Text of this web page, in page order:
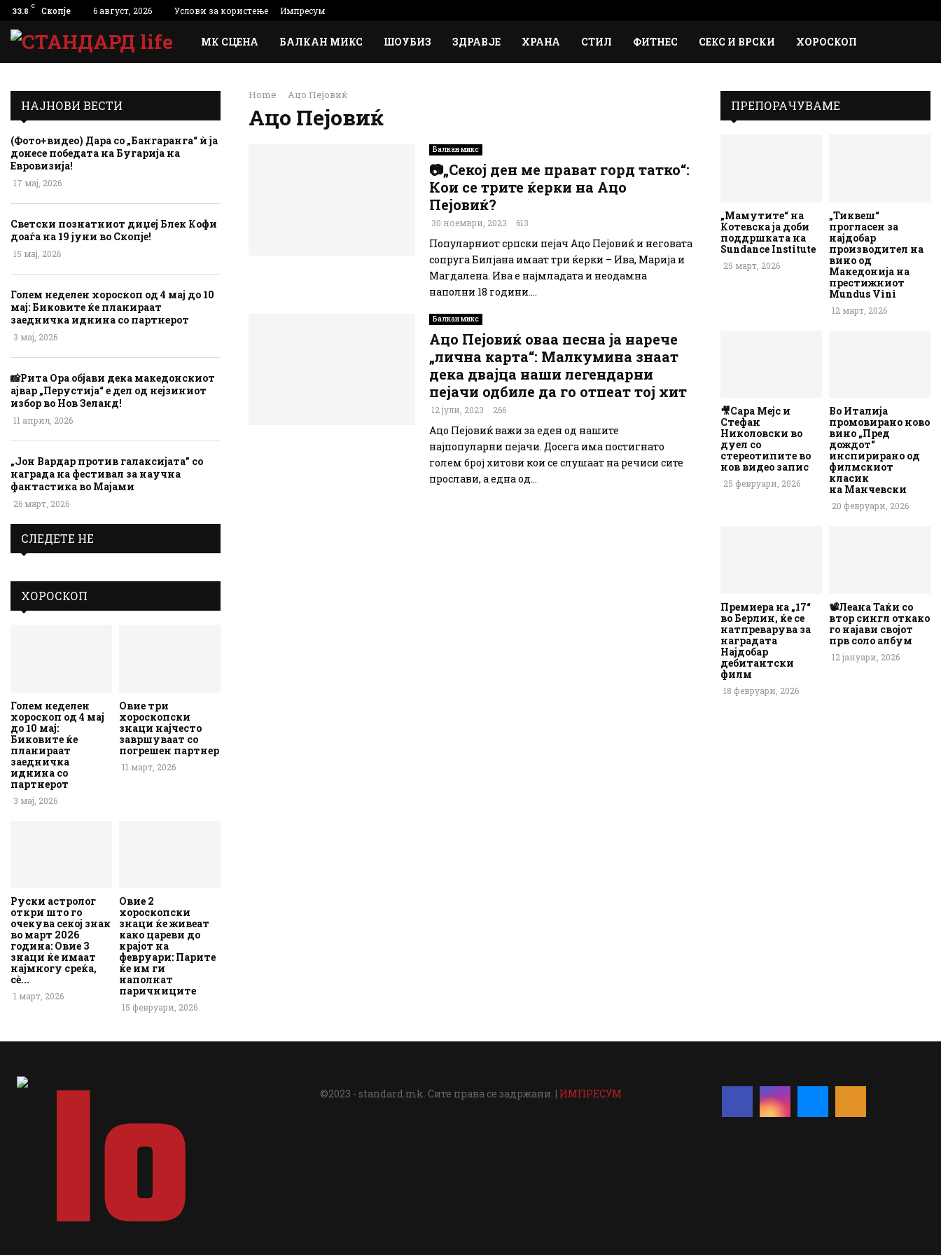
33.8 C Скопје 6 август, 2026 Услови за користење Импресум
МК СЦЕНА БАЛКАН МИКС ШОУБИЗ ЗДРАВЈЕ ХРАНА СТИЛ ФИТНЕС СЕКС И ВРСКИ ХОРОСКОП
Home Ацо Пејовиќ
Ацо Пејовиќ
Балкан микс
📷„Секој ден ме прават горд татко“:
Кои се трите ќерки на Ацо
Пејовиќ?
30 ноември, 2023 613
Популарниот српски пејач Ацо Пејовиќ и неговата
сопруга Билјана имаат три ќерки – Ива, Марија и
Магдалена. Ива е најмладата и неодамна
наполни 18 години....
Балкан микс
Ацо Пејовиќ оваа песна ја нарече
„лична карта“: Малкумина знаат
дека двајца наши легендарни
пејачи одбиле да го отпеат тој хит
12 јули, 2023 266
Ацо Пејовиќ важи за еден од нашите
најпопуларни пејачи. Досега има постигнато
голем број хитови кои се слушаат на речиси сите
прослави, а една од...
НАЈНОВИ ВЕСТИ
(Фото+видео) Дара со „Бангаранга“ ѝ ја
донесе победата на Бугарија на
Евровизија!
17 мај, 2026
Светски познатниот диџеј Блек Кофи
доаѓа на 19 јуни во Скопје!
15 мај, 2026
Голем неделен хороскоп од 4 мај до 10
мај: Биковите ќе планираат
заедничка иднина со партнерот
3 мај, 2026
📸Рита Ора објави дека македонскиот
ајвар „Перустија“ е дел од нејзиниот
избор во Нов Зеланд!
11 април, 2026
„Јон Вардар против галаксијата” со
награда на фестивал за научна
фантастика во Мајами
26 март, 2026
СЛЕДЕТЕ НЕ
ХОРОСКОП
Голем неделен
хороскоп од 4 мај
до 10 мај:
Биковите ќе
планираат
заедничка
иднина со
партнерот
3 мај, 2026
Овие три
хороскопски
знаци најчесто
завршуваат со
погрешен партнер
11 март, 2026
Руски астролог
откри што го
очекува секој знак
во март 2026
година: Овие 3
знаци ќе имаат
најмногу среќа,
сè...
1 март, 2026
Овие 2
хороскопски
знаци ќе живеат
како цареви до
крајот на
февруари: Парите
ќе им ги
наполнат
паричниците
15 февруари, 2026
ПРЕПОРАЧУВАМЕ
„Мамутите“ на
Котевска ја доби
поддршката на
Sundance Institute
25 март, 2026
„Тиквеш“
прогласен за
најдобар
производител на
вино од
Македонија на
престижниот
Mundus Vini
12 март, 2026
🎥Сара Мејс и
Стефан
Николовски во
дуел со
стереотипите во
нов видео запис
25 февруари, 2026
Во Италија
промовирано ново
вино „Пред
дождот“
инспирирано од
филмскиот
класик
на Манчевски
20 февруари, 2026
Премиера на „17“
во Берлин, ќе се
натпреварува за
наградата
Најдобар
дебитантски
филм
18 февруари, 2026
📽️Леана Таќи со
втор сингл откако
го најави својот
прв соло албум
12 јануари, 2026
©2023 - standard.mk. Сите права се задржани. | ИМПРЕСУМ